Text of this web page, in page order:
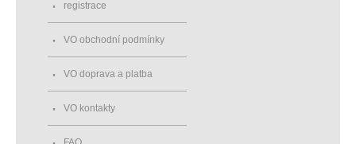
registrace
VO obchodní podmínky
VO doprava a platba
VO kontakty